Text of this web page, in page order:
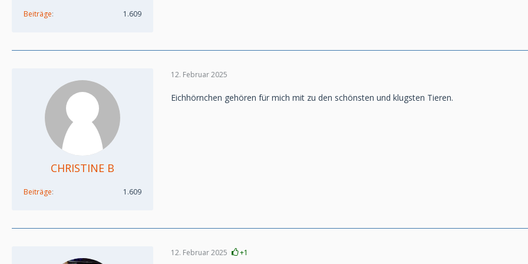
Beiträge 1.609
CHRISTINE B
Beiträge 1.609
12. Februar 2025
Eichhörnchen gehören für mich mit zu den schönsten und klugsten Tieren.
12. Februar 2025 +1